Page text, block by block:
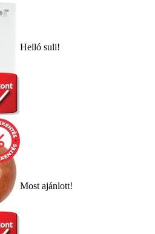
Helló suli!
Most ajánlott!